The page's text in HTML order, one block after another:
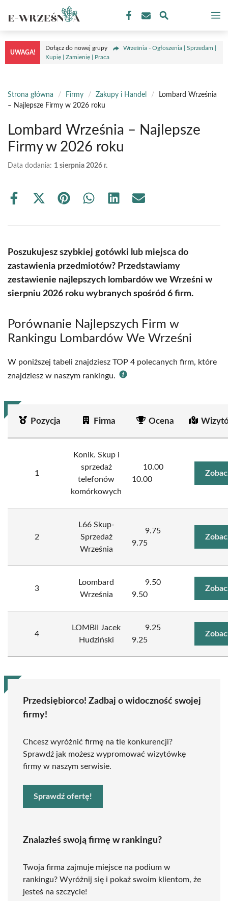
treści
UWAGA!
Dołącz do nowej grupy
Września - Ogłoszenia | Sprzedam |
Kupię | Zamienię | Praca
Strona główna / Firmy / Zakupy i Handel /
Lombard Września
– Najlepsze Firmy w 2026 roku
Lombard Września – Najlepsze
Firmy w 2026 roku
Data dodania: 1 sierpnia 2026 r.
Share
Share
(Twitter)
Share Share Share Share
Poszukujesz szybkiej gotówki lub miejsca do
zastawienia przedmiotów? Przedstawiamy
zestawienie najlepszych lombardów we Wrześni w
sierpniu 2026 roku wybranych spośród 6 firm.
Porównanie Najlepszych Firm w
Rankingu Lombardów We Wrześni
W poniższej tabeli znajdziesz TOP 4 polecanych firm, które
znajdziesz w naszym rankingu.
Pozycja Firma Ocena
1
Konik. Skup i
sprzedaż
telefonów
komórkowych
10.00
10.00
2
L66 Skup-
Sprzedaż
Września
9.75
9.75
3
Loombard
Września
9.50
9.50
4
LOMBII Jacek
Hudziński
9.25
9.25
Przedsiębiorco! Zadbaj o widoczność swojej
firmy!
Chcesz wyróżnić firmę na tle konkurencji?
Sprawdź jak możesz wypromować wizytówkę
firmy w naszym serwisie.
Sprawdź ofertę!
Znalazłeś swoją firmę w rankingu?
Twoja firma zajmuje miejsce na podium w
rankingu? Wyróżnij się i pokaż swoim klientom, że
jesteś na szczycie!